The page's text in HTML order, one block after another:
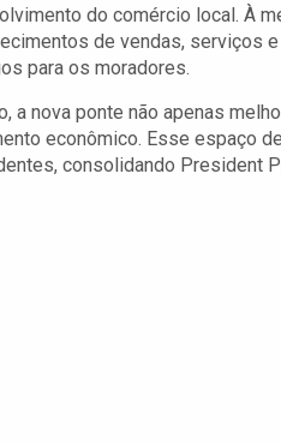
do comércio local. À
de vendas, serviços
para os moradores.
a nova ponte não apenas
econômico. Esse espaço
consolidando President